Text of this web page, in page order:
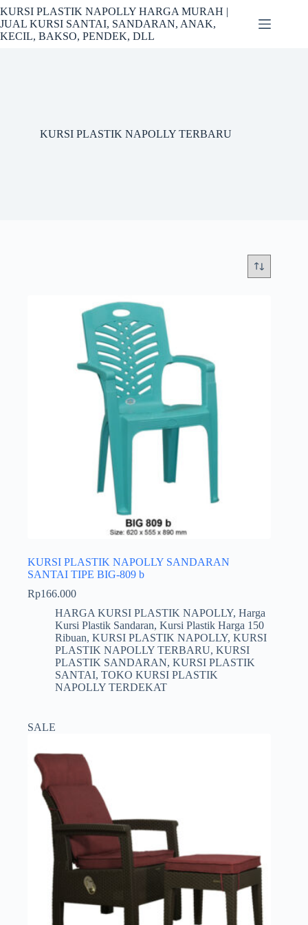
Skip
to
content
KURSI PLASTIK NAPOLLY HARGA MURAH |
JUAL KURSI SANTAI, SANDARAN, ANAK,
KECIL, BAKSO, PENDEK, DLL
KURSI PLASTIK NAPOLLY TERBARU
KURSI PLASTIK NAPOLLY SANDARAN
SANTAI TIPE BIG-809 b
Rp166.000
HARGA KURSI PLASTIK NAPOLLY, Harga
Kursi Plastik Sandaran, Kursi Plastik Harga 150
Ribuan, KURSI PLASTIK NAPOLLY, KURSI
PLASTIK NAPOLLY TERBARU, KURSI
PLASTIK SANDARAN, KURSI PLASTIK
SANTAI, TOKO KURSI PLASTIK
NAPOLLY TERDEKAT
SALE